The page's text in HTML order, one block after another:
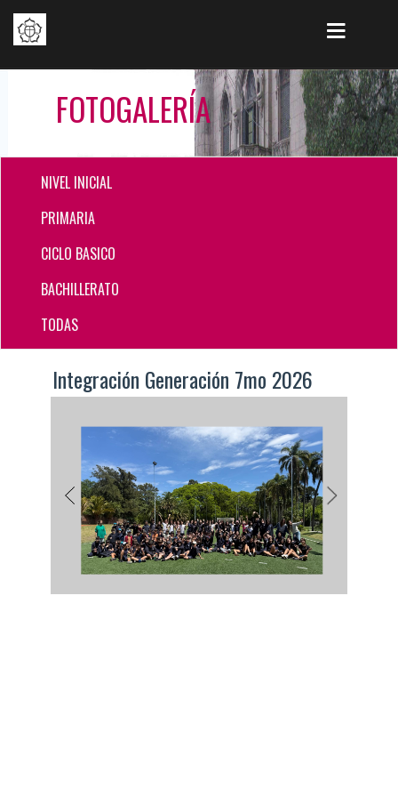
FOTOGALERÍA
NIVEL INICIAL
PRIMARIA
CICLO BASICO
BACHILLERATO
TODAS
Integración Generación 7mo 2026